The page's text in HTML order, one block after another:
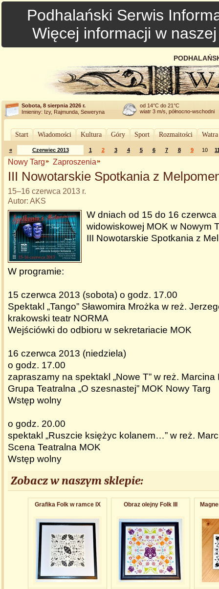
Podhalański Serwis
Więcej informacji w
Sobota, 8 sierpnia 2026 r.
Imieniny: Izy, Rajmunda, Seweryna
od 14°C do 21°C
wiatr 3 m/s, północno-wschodni
Start Wiadomości Kultura Góry Sport Rozmaitości
« Czerwiec 2013 1 2 3 4 5 6 7 8 9 10
Nowy Targ Zaproszenia
III Nowotarskie Spotkania z
15–16 czerwca 2013 r.
Autor: AKS
W dniach od 15 do 16 czerwca
widowiskowej MOK w Nowym
III Nowotarskie Spotkania z
W programie:
15 czerwca 2013 (sobota) o godz. 17.00
Spektakl „Tango” Sławomira Mrożka w reż.
krakowski teatr NORMA
Wejściówki do odbioru w sekretariacie MOK
16 czerwca 2013 (niedziela)
o godz. 17.00
zapraszamy na spektakl „Nowe T” w reż. Marcina
Grupa Teatralna „O szesnastej” MOK Nowy Targ
Wstęp wolny
o godz. 20.00
spektakl „Ruszcie księżyc kolanem…” w reż.
Scena Teatralna MOK
Wstęp wolny
Zobacz w naszym sklepie:
Grafika Folk w ramce IX Obraz olejny Folk III